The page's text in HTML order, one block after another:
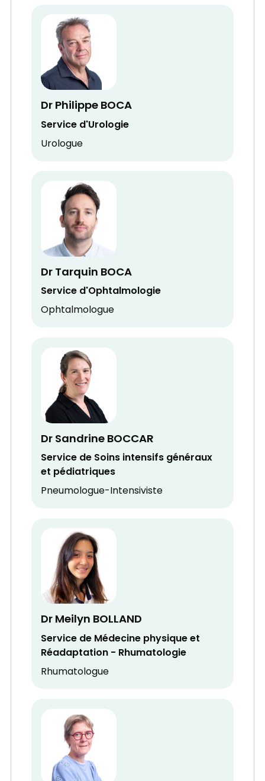
Dr Philippe BOCA
Service d'Urologie
Urologue
Dr Tarquin BOCA
Service d'Ophtalmologie
Ophtalmologue
Dr Sandrine BOCCAR
Service de Soins intensifs généraux
et pédiatriques
Pneumologue-Intensiviste
Dr Meilyn BOLLAND
Service de Médecine physique et
Réadaptation - Rhumatologie
Rhumatologue